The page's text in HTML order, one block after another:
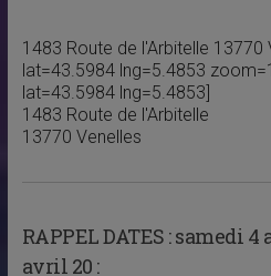
1483 Route de l'Arbitelle
lat=43.5984 lng=5.4853
lat=43.5984 lng=5.4853]
1483 Route de l'Arbitelle
13770 Venelles
RAPPEL DATES :samedi 4
avril 20 :